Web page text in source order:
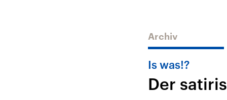
Landtagswahl Sachsen-
USA
Archiv
Is was!?
Der